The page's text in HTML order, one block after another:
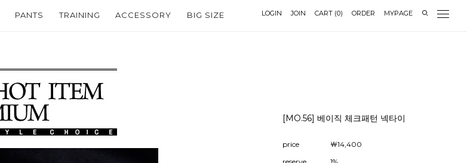
LOGIN JOIN CART (0) ORDER MYPAGE
PANTS TRAINING ACCESSORY BIG SIZE
[MO.56] 베이직 체크패턴 넥타이
price
￦14,400